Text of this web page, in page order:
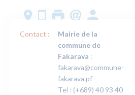
Contact :
Mairie de la
commune de
Fakarava :
fakarava@commune-
fakarava.pf
Tel : (+689) 40 93 40